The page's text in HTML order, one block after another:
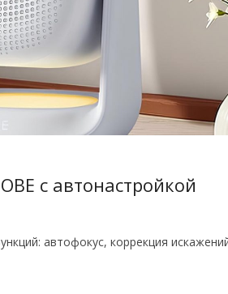
с автонастройкой
автофокус, коррекция